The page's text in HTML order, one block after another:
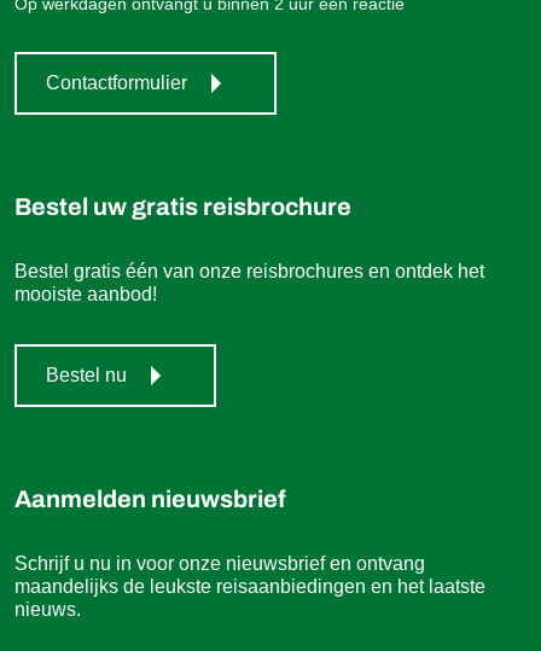
Op werkdagen ontvangt u binnen 2 uur een reactie
Contactformulier
Bestel uw gratis reisbrochure
Bestel gratis één van onze reisbrochures en ontdek het
mooiste aanbod!
Bestel nu
Aanmelden nieuwsbrief
Schrijf u nu in voor onze nieuwsbrief en ontvang
maandelijks de leukste reisaanbiedingen en het laatste
nieuws.